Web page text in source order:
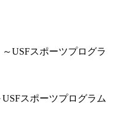
スポーツプログラム